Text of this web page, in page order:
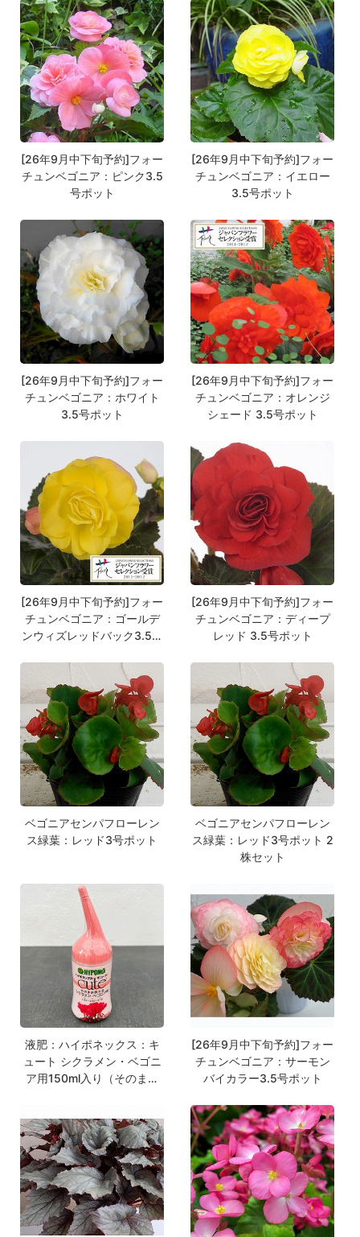
[26年9月中下旬予約]フォー
チュンベゴニア：ピンク3.5
号ポット
[26年9月中下旬予約]フォー
チュンベゴニア：イエロー
3.5号ポット
[26年9月中下旬予約]フォー
チュンベゴニア：ホワイト
3.5号ポット
[26年9月中下旬予約]フォー
チュンベゴニア：オレンジ
シェード 3.5号ポット
[26年9月中下旬予約]フォー
チュンベゴニア：ゴールデ
ンウィズレッドバック3.5号
[26年9月中下旬予約]フォー
チュンベゴニア：ディープ
レッド 3.5号ポット
ベゴニアセンパフローレン
ス緑葉：レッド3号ポット
ベゴニアセンパフローレン
ス緑葉：レッド3号ポット 2
株セット
液肥：ハイポネックス：キ
ュート シクラメン・ベゴニ
ア用150ml入り（そのまま
[26年9月中下旬予約]フォー
チュンベゴニア：サーモン
バイカラー3.5号ポット